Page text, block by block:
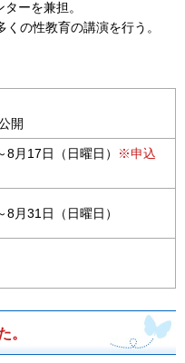
を兼担。
性教育の講演を行う。
開
月17日（日曜日）
※申込
月31日（日曜日）
。